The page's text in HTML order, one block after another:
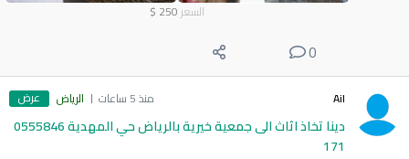
السعر 250
$
0
Ail منذ 5 ساعات الرياض عرض
دينا تخاذ اثاث الى جمعية خيرية بالرياض حي المهدية 0555846
171